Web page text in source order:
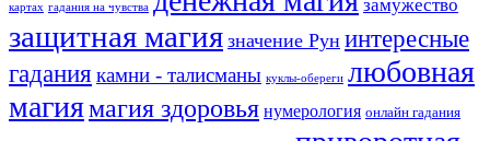
картах гадания на чувства замужество
защитная магия значение Рун интересные
гадания камни - талисманы куклы-обереги любовная
магиямагия здоровья нумерология онлайн гадания